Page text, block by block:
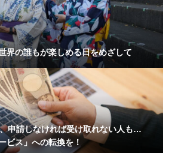
界の誰もが楽しめる日をめざして
申請しなければ受け取れない人も…
ビス」への転換を！